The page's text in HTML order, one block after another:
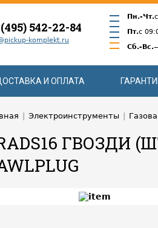
542-22-84
komplekt.ru
Пн.-Чт.
Пт.с
Сб.-Вс.
И ОПЛАТА
Электроинструменты
ГВОЗДИ